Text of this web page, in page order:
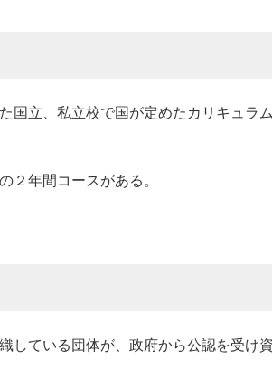
国立、私立校で国が定めたカリキュラ
２年間コースがある。
している団体が、政府から公認を受け